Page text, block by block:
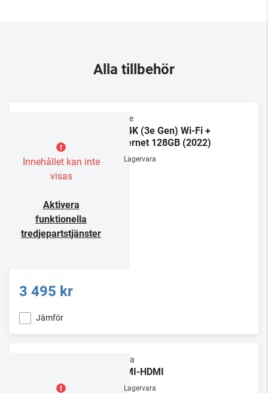
Alla tillbehör
Innehållet kan inte
visas
Aktivera
funktionella
tredjepartstjänster
Apple
TV 4K (3e Gen) Wi-Fi +
Ethernet 128GB (2022)
Lagervara
3 495 kr
Jämför
Supra
HDMI-HDMI
Lagervara